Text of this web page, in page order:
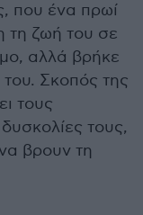
που ένα πρωί
τη ζωή του σε
αλλά βρήκε
Σκοπός της
τους
τους,
βρουν τη